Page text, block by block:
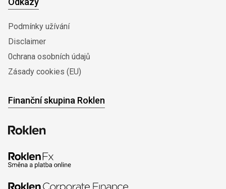
Podmínky užívání
Disclaimer
0chrana osobních údajů
Zásady cookies (EU)
Finanční skupina Roklen